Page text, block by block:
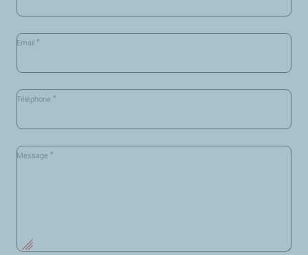
Email *
Téléphone *
Message *